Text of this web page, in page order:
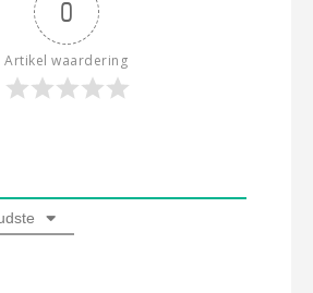
0
Artikel waardering